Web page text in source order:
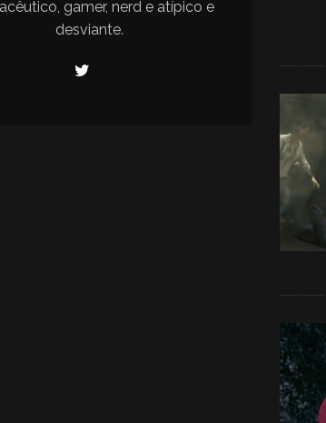
gamer, nerd e atípico e
desviante.